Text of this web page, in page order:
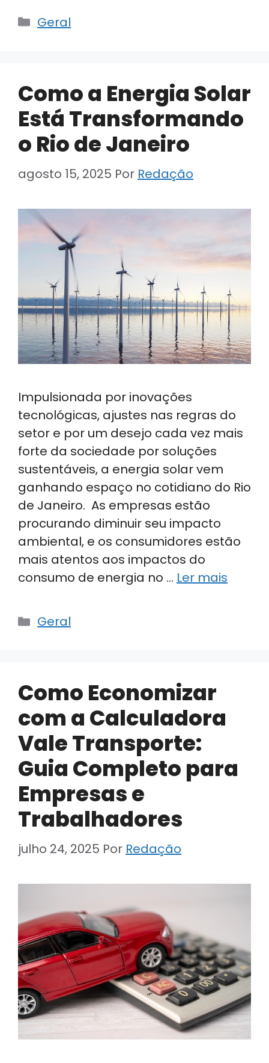
Categorias
Geral
Como a Energia Solar
Está Transformando
o Rio de Janeiro
agosto 15, 2025 Por Redação
Impulsionada por inovações
tecnológicas, ajustes nas regras do
setor e por um desejo cada vez mais
forte da sociedade por soluções
sustentáveis, a energia solar vem
ganhando espaço no cotidiano do Rio
de Janeiro. As empresas estão
procurando diminuir seu impacto
ambiental, e os consumidores estão
mais atentos aos impactos do
consumo de energia no … Ler mais
Categorias
Geral
Como Economizar
com a Calculadora
Vale Transporte:
Guia Completo para
Empresas e
Trabalhadores
julho 24, 2025 Por Redação